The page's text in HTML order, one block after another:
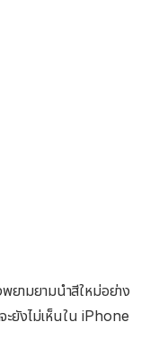
ยามยามนำสีใหม่อย่าง
ะยังไม่เห็นใน iPhone